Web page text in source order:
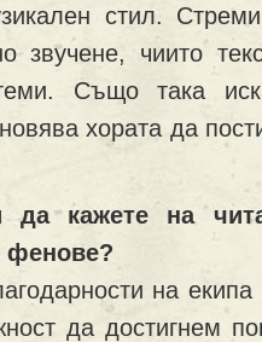
стил.
звучене, чиито
Също така
хората да
да кажете на
фенове?
на
да достигнем